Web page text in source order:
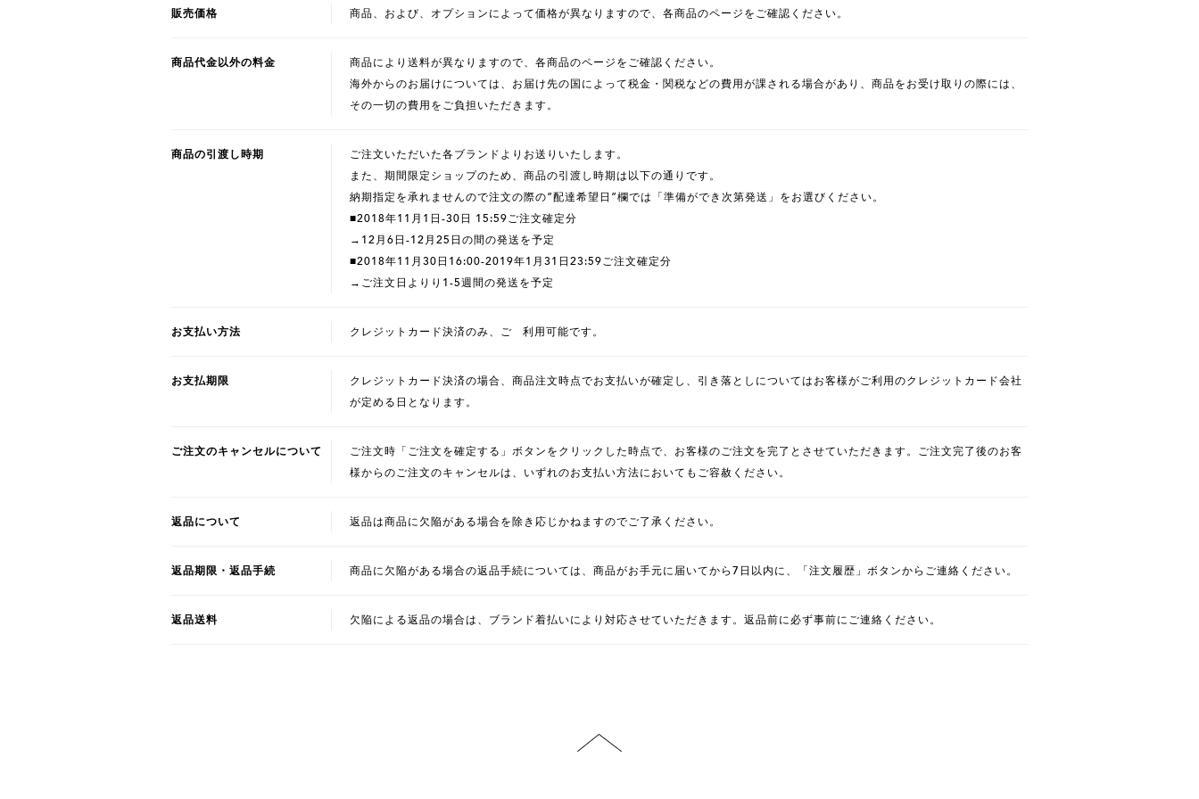
販売価格 商品、および、オプションによって価格が異なりますので、各商品のページをご確認ください。
商品代金以外の料金
商品により送料が異なりますので、各商品のページをご確認ください。
海外からのお届けについては、お届け先の国によって税金・関税などの費用が課される場合があり、商品をお受け取りの際には、
その一切の費用をご負担いただきます。
商品の引渡し時期
ご注文いただいた各ブランドよりお送りいたします。
また、期間限定ショップのため、商品の引渡し時期は以下の通りです。
納期指定を承れませんので注文の際の”配達希望日”欄では「準備ができ次第発送」をお選びください。
■2018年11月1日-30日 15:59ご注文確定分
→12月6日-12月25日の間の発送を予定
■2018年11月30日16:00-2019年1月31日23:59ご注文確定分
→ご注文日よりり1-5週間の発送を予定
お支払い方法 クレジットカード決済のみ、ご゙利用可能です。
お支払期限
クレジットカード決済の場合、商品注文時点でお支払いが確定し、引き落としについてはお客様がご利用のクレジットカード会社
が定める日となります。
ご注文のキャンセルについて
ご注文時「ご注文を確定する」ボタンをクリックした時点で、お客様のご注文を完了とさせていただきます。ご注文完了後のお客
様からのご注文のキャンセルは、いずれのお支払い方法においてもご容赦ください。
返品について 返品は商品に欠陥がある場合を除き応じかねますのでご了承ください。
返品期限・返品手続 商品に欠陥がある場合の返品手続については、商品がお手元に届いてから7日以内に、「注文履歴」ボタンからご連絡ください。
返品送料 欠陥による返品の場合は、ブランド着払いにより対応させていただきます。返品前に必ず事前にご連絡ください。